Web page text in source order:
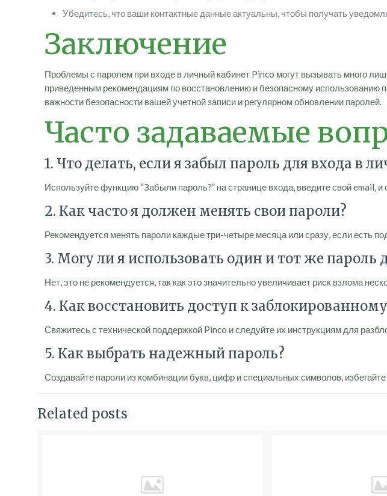
Убедитесь, что ваши контактные данные актуальны, чтобы получать
Заключение
Проблемы с паролем при входе в личный кабинет Pinco могут вызывать много
приведенным рекомендациям по восстановлению и безопасному
важности безопасности вашей учетной записи и регулярном обновлении паролей.
Часто задаваемые
1. Что делать, если я забыл пароль для входа в
Используйте функцию “Забыли пароль?” на странице входа, введите свой email,
2. Как часто я должен менять свои пароли?
Рекомендуется менять пароли каждые три-четыре месяца или сразу, если есть
3. Могу ли я использовать один и тот же пароль
Нет, это не рекомендуется, так как это значительно увеличивает риск взлома
4. Как восстановить доступ к
Свяжитесь с технической поддержкой Pinco и следуйте их инструкциям для
5. Как выбрать надежный пароль?
Создавайте пароли из комбинации букв, цифр и специальных символов,
Related posts